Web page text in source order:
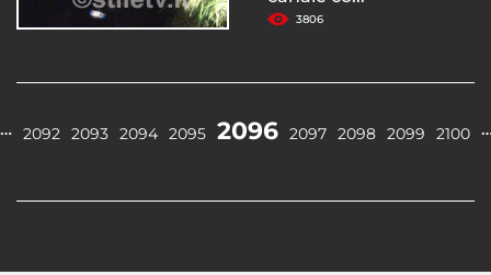
3806
… 2092 2093 2094 2095 2096 2097 2098 2099 2100